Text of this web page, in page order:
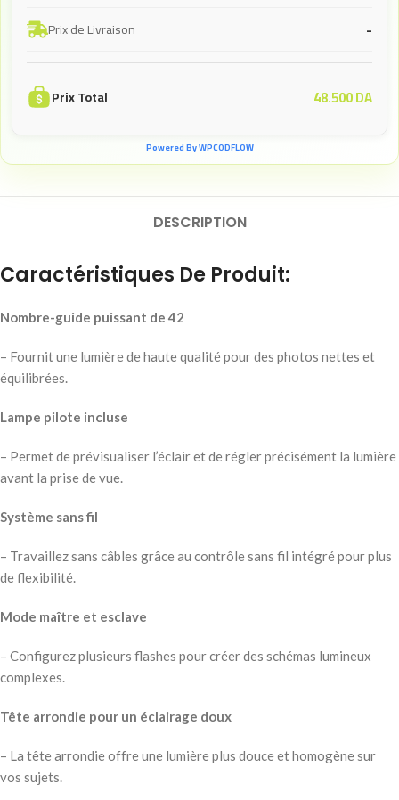
Prix de Livraison -
Prix Total 48.500DA
Powered By WPCODFLOW
DESCRIPTION
Caractéristiques De Produit:
Nombre-guide puissant de 42
– Fournit une lumière de haute qualité pour des photos nettes et
équilibrées.
Lampe pilote incluse
– Permet de prévisualiser l’éclair et de régler précisément la lumière
avant la prise de vue.
Système sans fil
– Travaillez sans câbles grâce au contrôle sans fil intégré pour plus
de flexibilité.
Mode maître et esclave
– Configurez plusieurs flashes pour créer des schémas lumineux
complexes.
Tête arrondie pour un éclairage doux
– La tête arrondie offre une lumière plus douce et homogène sur
vos sujets.